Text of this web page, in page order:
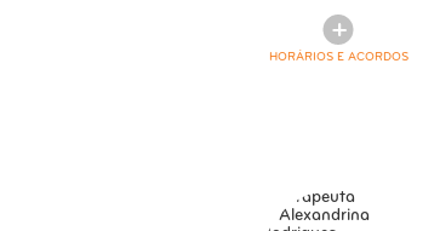
HORÁRIOS E ACORDOS